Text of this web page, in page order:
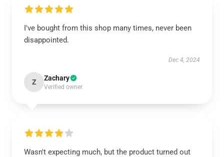
I've bought from this shop many times, never been
disappointed.
Dec 4, 2024
Z Zachary
Verified owner
Wasn't expecting much, but the product turned out